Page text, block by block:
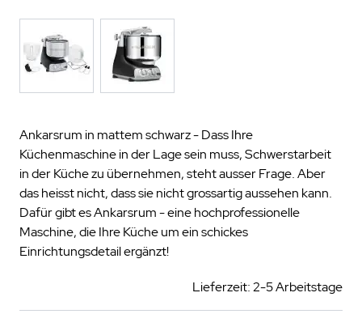
Ankarsrum in mattem schwarz - Dass Ihre
Küchenmaschine in der Lage sein muss, Schwerstarbeit
in der Küche zu übernehmen, steht ausser Frage. Aber
das heisst nicht, dass sie nicht grossartig aussehen kann.
Dafür gibt es Ankarsrum - eine hochprofessionelle
Maschine, die Ihre Küche um ein schickes
Einrichtungsdetail ergänzt!
Lieferzeit: 2-5 Arbeitstage